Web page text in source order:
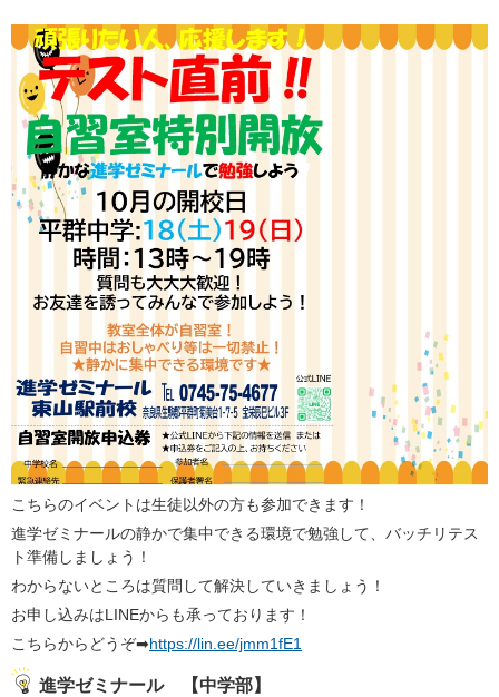
こちらのイベントは生徒以外の方も参加できます！
進学ゼミナールの静かで集中できる環境で勉強して、バッチリテス
ト準備しましょう！
わからないところは質問して解決していきましょう！
お申し込みはLINEからも承っております！
こちらからどうぞ➡https://lin.ee/jmm1fE1
進学ゼミナール 【中学部】